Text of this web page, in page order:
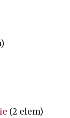
(2 elem)